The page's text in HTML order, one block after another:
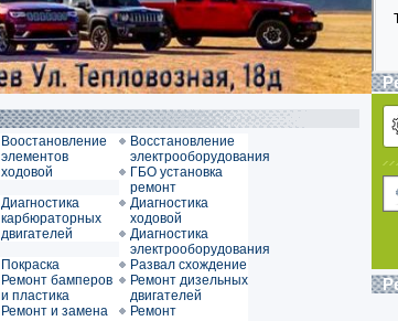
Воостановление
элементов
ходовой
Восстановление
электрооборудования
ГБО установка
ремонт
Диагностика
карбюраторных
двигателей
Диагностика
ходовой
Диагностика
электрооборудования
Покраска
Развал схождение
Ремонт бамперов
и пластика
Ремонт дизельных
двигателей
Ремонт и замена
Ремонт